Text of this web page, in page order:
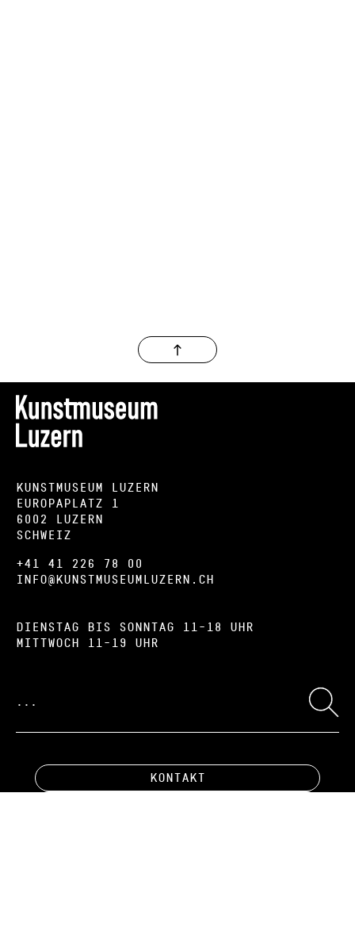
Kunstmuseum Luzern
Europaplatz 1
6002 Luzern
Schweiz
+41 41 226 78 00
info@kunstmuseumluzern.ch
Dienstag bis Sonntag 11–18 Uhr
Mittwoch 11–19 Uhr
Kontakt